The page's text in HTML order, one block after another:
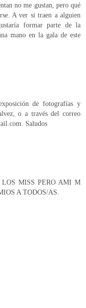
no me gustan, pero qué
A ver si traen a alguien
formar parte de la
mano en la gala de este
de fotografías y
o a través del correo
Saludos
MISS PERO AMI M
A TODOS/AS.